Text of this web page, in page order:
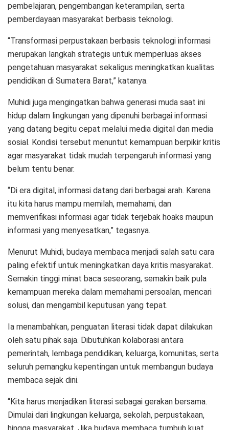
pembelajaran, pengembangan keterampilan, serta
pemberdayaan masyarakat berbasis teknologi.
“Transformasi perpustakaan berbasis teknologi informasi
merupakan langkah strategis untuk memperluas akses
pengetahuan masyarakat sekaligus meningkatkan kualitas
pendidikan di Sumatera Barat,” katanya.
Muhidi juga mengingatkan bahwa generasi muda saat ini
hidup dalam lingkungan yang dipenuhi berbagai informasi
yang datang begitu cepat melalui media digital dan media
sosial. Kondisi tersebut menuntut kemampuan berpikir kritis
agar masyarakat tidak mudah terpengaruh informasi yang
belum tentu benar.
“Di era digital, informasi datang dari berbagai arah. Karena
itu kita harus mampu memilah, memahami, dan
memverifikasi informasi agar tidak terjebak hoaks maupun
informasi yang menyesatkan,” tegasnya.
Menurut Muhidi, budaya membaca menjadi salah satu cara
paling efektif untuk meningkatkan daya kritis masyarakat.
Semakin tinggi minat baca seseorang, semakin baik pula
kemampuan mereka dalam memahami persoalan, mencari
solusi, dan mengambil keputusan yang tepat.
Ia menambahkan, penguatan literasi tidak dapat dilakukan
oleh satu pihak saja. Dibutuhkan kolaborasi antara
pemerintah, lembaga pendidikan, keluarga, komunitas, serta
seluruh pemangku kepentingan untuk membangun budaya
membaca sejak dini.
“Kita harus menjadikan literasi sebagai gerakan bersama.
Dimulai dari lingkungan keluarga, sekolah, perpustakaan,